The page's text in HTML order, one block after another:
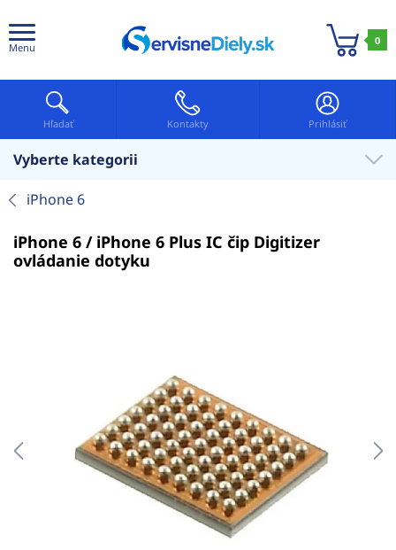
Menu
0
Hľadať Kontakty Prihlásiť
Vyberte kategorii
iPhone 6
iPhone 6 / iPhone 6 Plus IC čip Digitizer
ovládanie dotyku